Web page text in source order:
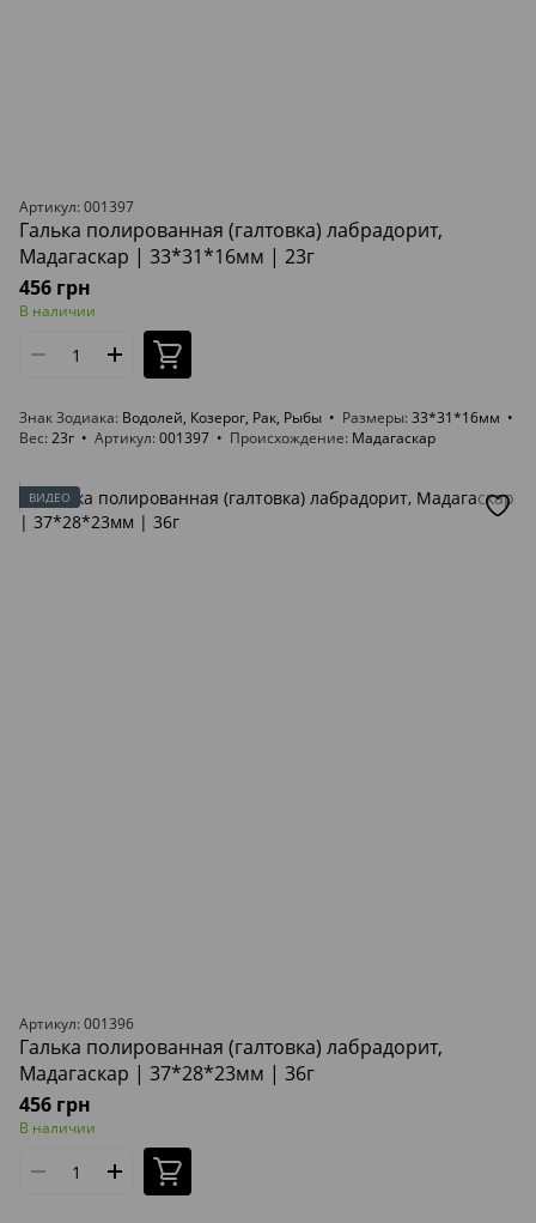
Артикул: 001397
Галька полированная (галтовка) лабрадорит,
Мадагаскар | 33*31*16мм | 23г
456 грн
В наличии
Знак Зодиака Водолей, Козерог, Рак, Рыбы Размеры 33*31*16мм
Вес 23г Артикул 001397 Происхождение Мадагаскар
ВИДЕО
Артикул: 001396
Галька полированная (галтовка) лабрадорит,
Мадагаскар | 37*28*23мм | 36г
456 грн
В наличии